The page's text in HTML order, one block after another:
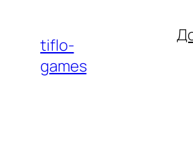
содержимому
tiflo-
games